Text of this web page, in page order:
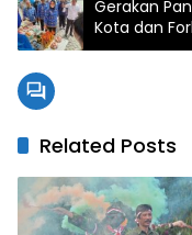
Gerakan
Kota dan
Pedagang
Related Posts